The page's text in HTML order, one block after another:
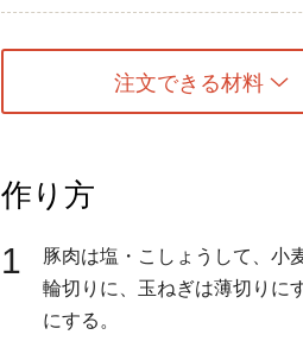
注文できる材料
作り方
1
豚肉は塩・こしょうして、小
輪切りに、玉ねぎは薄切りに
にする。